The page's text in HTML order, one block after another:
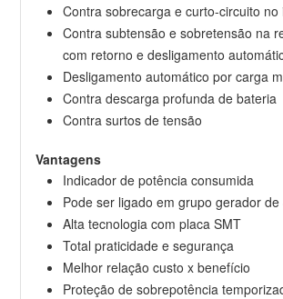
Contra sobrecarga e curto-circuito no
Contra subtensão e sobretensão na
com retorno e desligamento
Desligamento automático por carga
Contra descarga profunda de bateria
Contra surtos de tensão
Vantagens
Indicador de potência consumida
Pode ser ligado em grupo gerador
Alta tecnologia com placa SMT
Total praticidade e segurança
Melhor relação custo x benefício
Proteção de sobrepotência